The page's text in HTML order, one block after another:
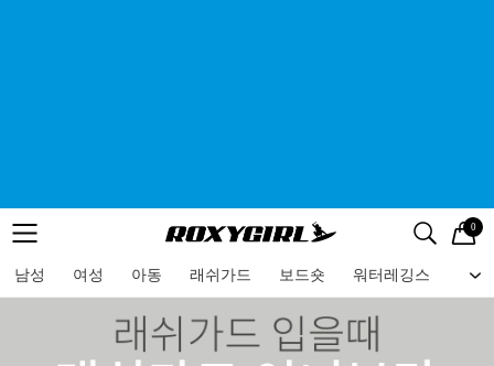
메뉴 검색
로고 0
남성 여성 아동 래쉬가드 보드숏 워터레깅스 비
메뉴